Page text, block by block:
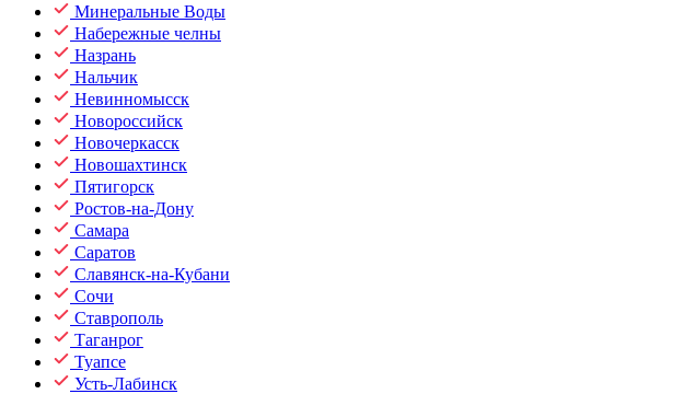
Минеральные Воды
Набережные челны
Назрань
Нальчик
Невинномысск
Новороссийск
Новочеркасск
Новошахтинск
Пятигорск
Ростов-на-Дону
Самара
Саратов
Славянск-на-Кубани
Сочи
Ставрополь
Таганрог
Туапсе
Усть-Лабинск